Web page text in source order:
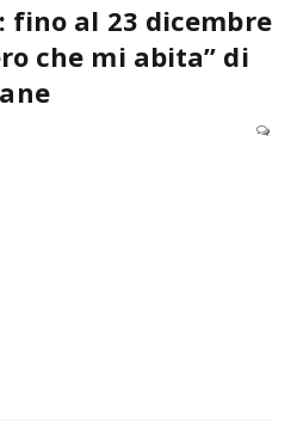
fino al 23 dicembre
che mi abita” di